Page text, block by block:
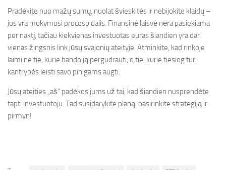
Pradėkite nuo mažų sumų, nuolat švieskitės ir nebijokite klaidų –
jos yra mokymosi proceso dalis. Finansinė laisvė nėra pasiekiama
per naktį, tačiau kiekvienas investuotas euras šiandien yra dar
vienas žingsnis link jūsų svajonių ateityje. Atminkite, kad rinkoje
laimi ne tie, kurie bando ją pergudrauti, o tie, kurie tiesiog turi
kantrybės leisti savo pinigams augti.
Jūsų ateities „aš“ padėkos jums už tai, kad šiandien nusprendėte
tapti investuotoju. Tad susidarykite planą, pasirinkite strategiją ir
pirmyn!